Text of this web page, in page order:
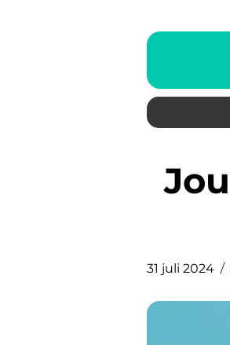
Joursjuksköterska: En Kritisk
31 juli 2024